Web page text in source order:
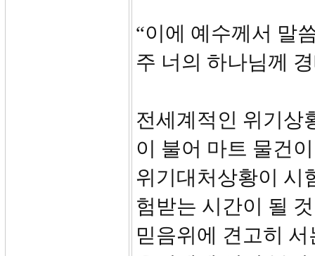
“이에 예수께서 말
주 너의 하나님께
전세계적인 위기상
이 불어 마트 물건
위기대처상황이 시
험받는 시간이 될
믿음위에 견고히